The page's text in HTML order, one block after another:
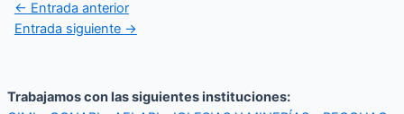
← Entrada anterior
Entrada siguiente →
Trabajamos con las siguientes instituciones: